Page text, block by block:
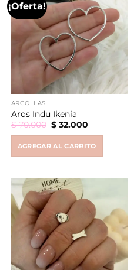
¡Oferta!
ARGOLLAS
Aros Indu Ikenia
$70.000 Original
price
$ 70.000.
$32.000Current
$ 32.000.
AGREGAR AL CARRITO